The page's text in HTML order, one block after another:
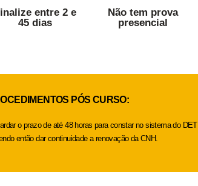
entre 2 e
45 dias
Não tem prova
presencial
PÓS CURSO:
o prazo de até 48 horas para constar no sistema do
então dar continuidade a renovação da CNH.